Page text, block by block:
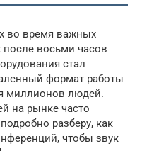
во время важных
после восьми часов
стал
формат работы
миллионов людей.
на рынке часто
разберу, как
чтобы звук